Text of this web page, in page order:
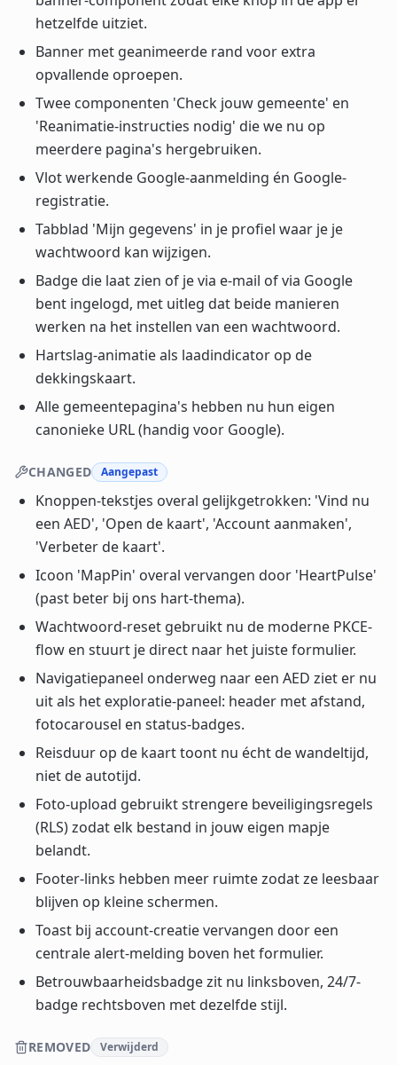
hetzelfde uitziet.
Banner met geanimeerde rand voor extra
opvallende oproepen.
Twee componenten 'Check jouw gemeente' en
'Reanimatie-instructies nodig' die we nu op
meerdere pagina's hergebruiken.
Vlot werkende Google-aanmelding én Google-
registratie.
Tabblad 'Mijn gegevens' in je profiel waar je je
wachtwoord kan wijzigen.
Badge die laat zien of je via e-mail of via Google
bent ingelogd, met uitleg dat beide manieren
werken na het instellen van een wachtwoord.
Hartslag-animatie als laadindicator op de
dekkingskaart.
Alle gemeentepagina's hebben nu hun eigen
canonieke URL (handig voor Google).
CHANGED Aangepast
Knoppen-tekstjes overal gelijkgetrokken: 'Vind nu
een AED', 'Open de kaart', 'Account aanmaken',
'Verbeter de kaart'.
Icoon 'MapPin' overal vervangen door 'HeartPulse'
(past beter bij ons hart-thema).
Wachtwoord-reset gebruikt nu de moderne PKCE-
flow en stuurt je direct naar het juiste formulier.
Navigatiepaneel onderweg naar een AED ziet er nu
uit als het exploratie-paneel: header met afstand,
fotocarousel en status-badges.
Reisduur op de kaart toont nu écht de wandeltijd,
niet de autotijd.
Foto-upload gebruikt strengere beveiligingsregels
(RLS) zodat elk bestand in jouw eigen mapje
belandt.
Footer-links hebben meer ruimte zodat ze leesbaar
blijven op kleine schermen.
Toast bij account-creatie vervangen door een
centrale alert-melding boven het formulier.
Betrouwbaarheidsbadge zit nu linksboven, 24/7-
badge rechtsboven met dezelfde stijl.
REMOVED Verwijderd